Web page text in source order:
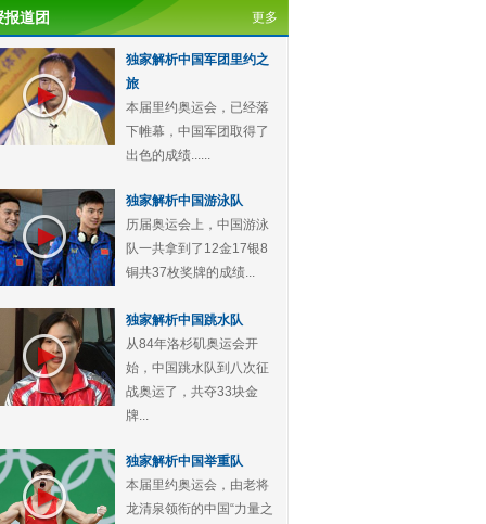
报道团 更多
独家解析中国军团里约之
旅
本届里约奥运会，已经落
下帷幕，中国军团取得了
出色的成绩......
独家解析中国游泳队
历届奥运会上，中国游泳
队一共拿到了12金17银8
铜共37枚奖牌的成绩...
独家解析中国跳水队
从84年洛杉矶奥运会开
始，中国跳水队到八次征
战奥运了，共夺33块金
牌...
独家解析中国举重队
本届里约奥运会，由老将
龙清泉领衔的中国“力量之